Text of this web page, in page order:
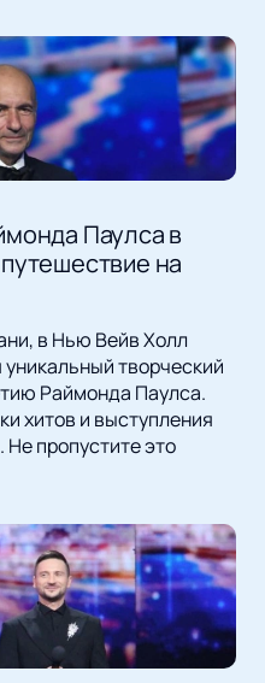
Паулса в
на
в Нью Вейв Холл
творческий
Раймонда Паулса.
хитов и выступления
пропустите это